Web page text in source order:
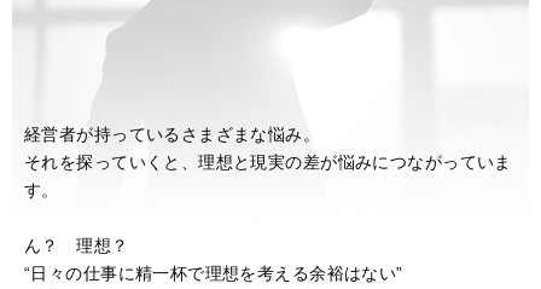
経営者が持っているさまざまな悩み。
それを探っていくと、理想と現実の差が悩みにつながっていま
す。
ん？ 理想？
“日々の仕事に精一杯で理想を考える余裕はない”